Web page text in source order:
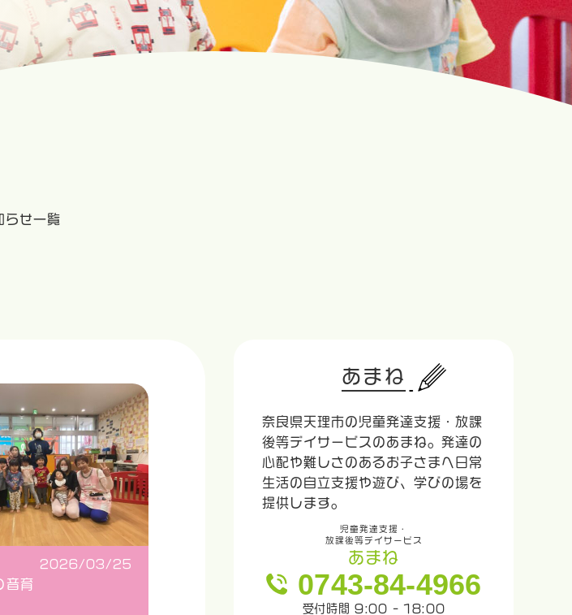
らせ一覧
2026/03/25
音育
あまね
奈良県天理市の児童発達支援・放課
後等デイサービスのあまね。発達の
心配や難しさのあるお子さまへ日常
生活の自立支援や遊び、学びの場を
提供します。
児童発達支援・
放課後等デイサービス
あまね
0743-84-4966
受付時間 9:00 - 18:00